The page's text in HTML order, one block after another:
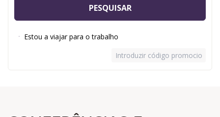
PESQUISAR
Estou a viajar para o trabalho
Introduzir código promocional